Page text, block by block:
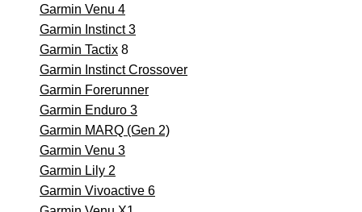
Garmin Venu 4
Garmin Instinct 3
Garmin Tactix 8
Garmin Instinct Crossover
Garmin Forerunner
Garmin Enduro 3
Garmin MARQ (Gen 2)
Garmin Venu 3
Garmin Lily 2
Garmin Vivoactive 6